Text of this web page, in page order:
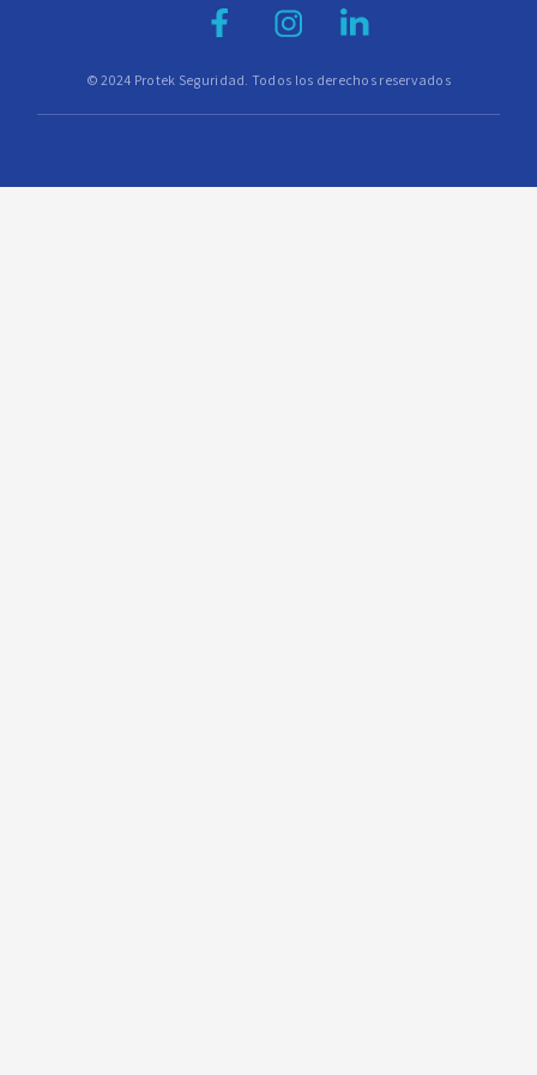
© 2024 Protek Seguridad. Todos los derechos reservados